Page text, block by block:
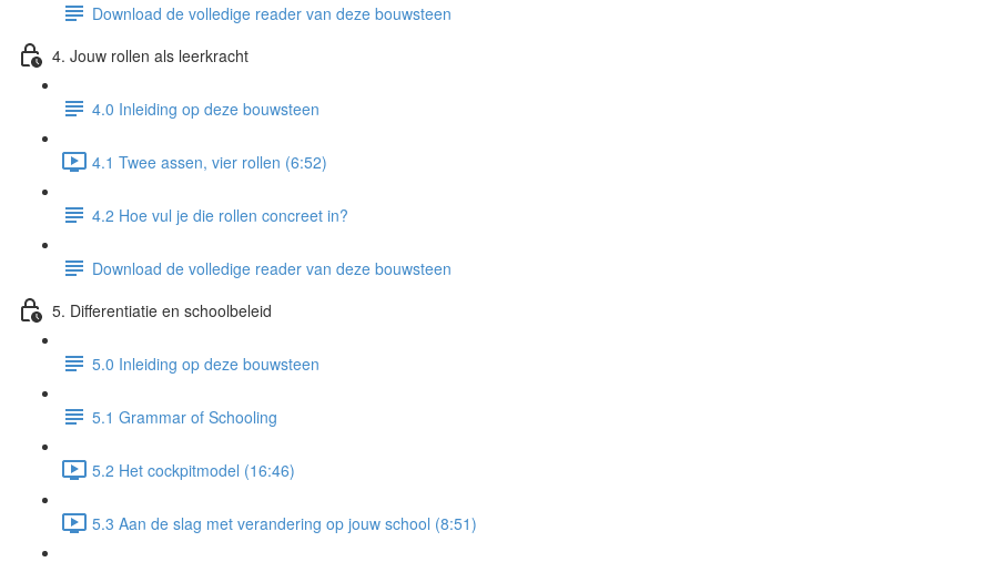
Download de volledige reader van deze bouwsteen
4. Jouw rollen als leerkracht
4.0 Inleiding op deze bouwsteen
4.1 Twee assen, vier rollen (6:52)
4.2 Hoe vul je die rollen concreet in?
Download de volledige reader van deze bouwsteen
5. Differentiatie en schoolbeleid
5.0 Inleiding op deze bouwsteen
5.1 Grammar of Schooling
5.2 Het cockpitmodel (16:46)
5.3 Aan de slag met verandering op jouw school (8:51)